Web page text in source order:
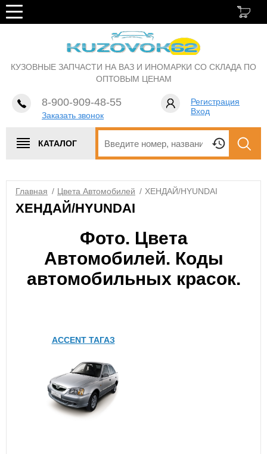
КУЗОВНЫЕ ЗАПЧАСТИ НА ВАЗ И ИНОМАРКИ СО СКЛАДА ПО
ОПТОВЫМ ЦЕНАМ
8-900-909-48-55
Заказать звонок
Регистрация
Вход
КАТАЛОГ
Главная / Цвета Автомобилей / ХЕНДАЙ/HYUNDAI
ХЕНДАЙ/HYUNDAI
Фото. Цвета
Автомобилей. Коды
автомобильных красок.
ACCENT ТАГАЗ